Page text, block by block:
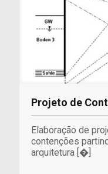
Projeto de
Elaboração de
contenções
arquitetura [�]